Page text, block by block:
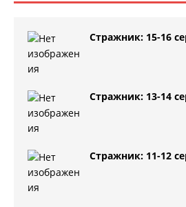
Стражник: 15-16
Стражник: 13-14
Стражник: 11-12